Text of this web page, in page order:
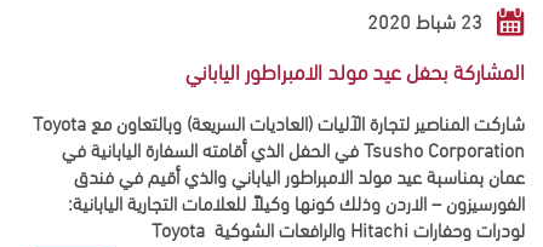
23 شباط 2020
المشاركة بحفل عيد مولد الامبراطور الياباني
شاركت المناصير لتجارة الآليات (العاديات السريعة) وبالتعاون مع Toyota
Tsusho Corporation في الحفل الذي أقامته السفارة اليابانية في
عمان بمناسبة عيد مولد الامبراطور الياباني والذي أقيم في فندق
الفورسيزون – الاردن وذلك كونها وكيلاً للعلامات التجارية اليابانية:
لودرات وحفارات Hitachi والرافعات الشوكية Toyota